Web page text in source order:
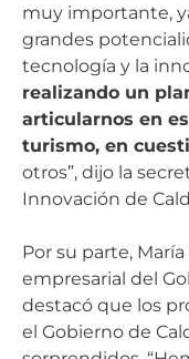
muy importante,
grandes
tecnología y la
realizando un
articularnos en
turismo, en
otros”, dijo la
Innovación de
Por su parte,
empresarial del
destacó que los
el Gobierno de